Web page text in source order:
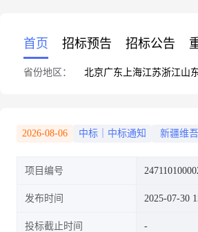
首页 招标预告 招标公告
省份地区： 北京广东 上海江苏浙江山
2026-08-06 中标｜中标通知 新疆维
项目编号
发布时间 2025-07-30
投标截止时间